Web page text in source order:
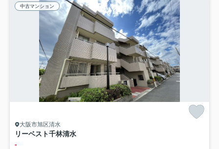
中古マンション
大阪市旭区清水
リーベスト千林清水
-